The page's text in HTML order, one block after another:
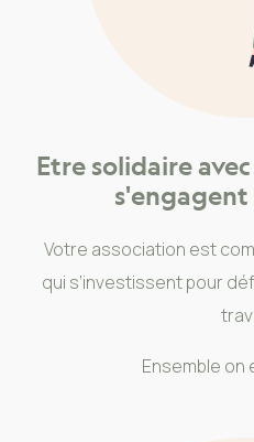
Etre solidaire
s'engagent
Votre association est
qui s’investissent pour
Ensemble on